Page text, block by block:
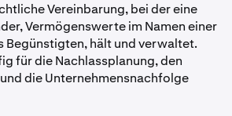
Vereinbarung, bei der eine
Vermögenswerte im Namen einer
Begünstigten, hält und verwaltet.
für die Nachlassplanung, den
die Unternehmensnachfolge